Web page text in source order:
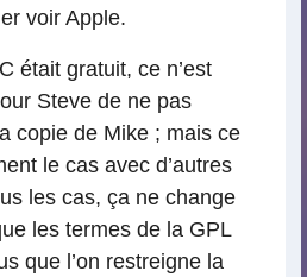
voir Apple.
était gratuit, ce n’est
Steve de ne pas
copie de Mike ; mais ce
le cas avec d’autres
les cas, ça ne change
les termes de la GPL
que l’on restreigne la